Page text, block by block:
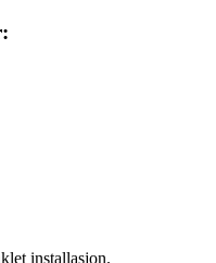
installasjon.